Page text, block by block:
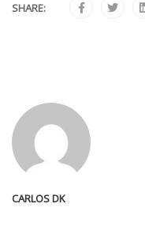
SHARE:
CARLOS DK